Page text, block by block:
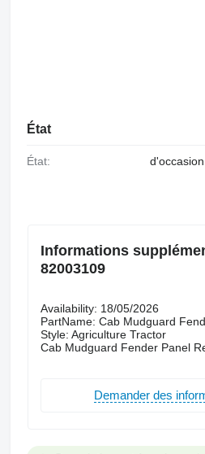
État
État: d'occasion
Informations
82003109
Availability: 18/05/2026
PartName: Cab Mudguard
Style: Agriculture Tractor
Cab Mudguard Fender Panel
Demander des